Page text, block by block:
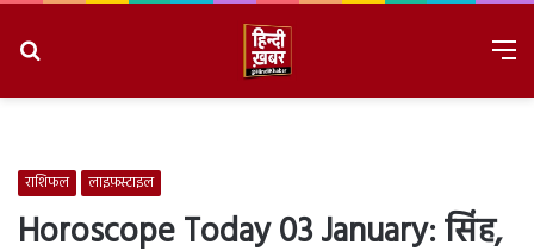
राशिफल लाइफ़स्टाइल
Horoscope Today 03 January: सिंह,